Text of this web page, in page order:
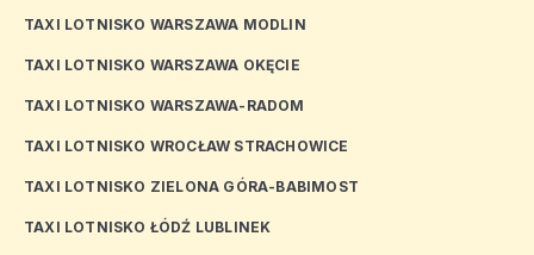
TAXI LOTNISKO WARSZAWA MODLIN
TAXI LOTNISKO WARSZAWA OKĘCIE
TAXI LOTNISKO WARSZAWA-RADOM
TAXI LOTNISKO WROCŁAW STRACHOWICE
TAXI LOTNISKO ZIELONA GÓRA-BABIMOST
TAXI LOTNISKO ŁÓDŹ LUBLINEK